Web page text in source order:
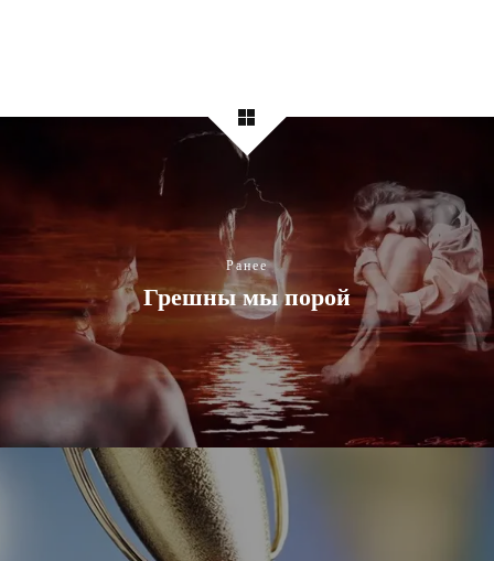
Ранее
Грешны мы порой